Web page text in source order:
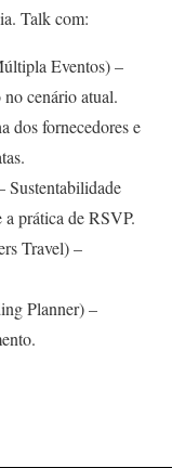
Talk com:
Eventos) –
no cenário atual.
dos fornecedores e
Sustentabilidade
a prática de RSVP.
Travel) –
Planner) –